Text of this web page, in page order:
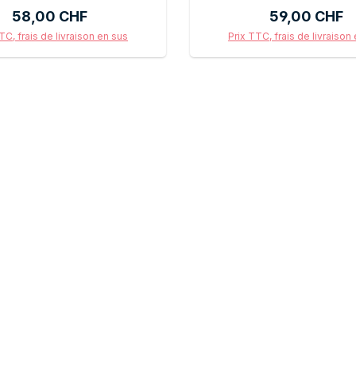
les groupes de musique et
événementiels. Pliable
pour un transport facile.
Prix régulier :
58,00 CHF
frais de livraison en sus
d'événements. Il est facile
et peu encombrant lors du
Prix régulier :
59,00 CHF
Prix TTC, frais de livraison